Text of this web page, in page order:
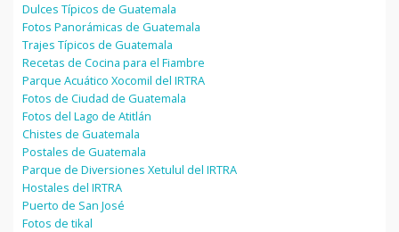
Dulces Típicos de Guatemala
Fotos Panorámicas de Guatemala
Trajes Típicos de Guatemala
Recetas de Cocina para el Fiambre
Parque Acuático Xocomil del IRTRA
Fotos de Ciudad de Guatemala
Fotos del Lago de Atitlán
Chistes de Guatemala
Postales de Guatemala
Parque de Diversiones Xetulul del IRTRA
Hostales del IRTRA
Puerto de San José
Fotos de tikal